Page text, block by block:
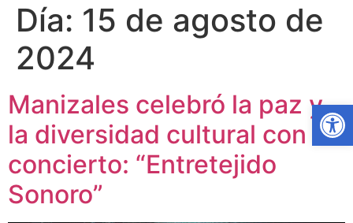
Día: 15 de agosto de
2024
Manizales celebró la paz y
la diversidad cultural con el
concierto: “Entretejido
Sonoro”